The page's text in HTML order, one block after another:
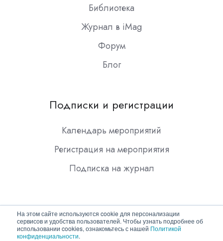
На этом сайте используются cookie для персонализации
сервисов и удобства пользователей. Чтобы узнать подробнее об
использовании cookies, ознакомьтесь с нашей Политикой
конфиденциальности.
Библиотека
Журнал в iMag
Форум
Блог
Подписки и регистрации
Календарь мероприятий
Регистрация на мероприятия
Подписка на журнал